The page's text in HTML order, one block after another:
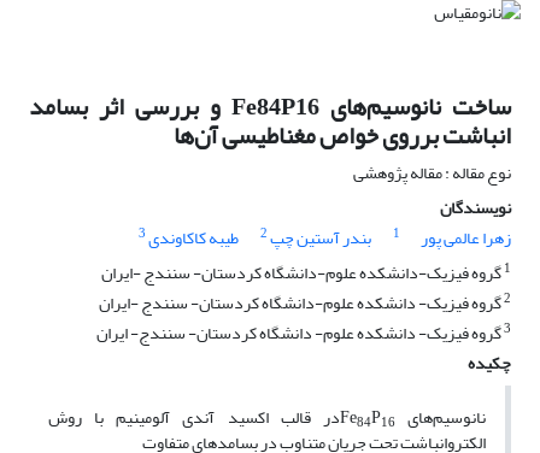
ساخت نانوسیم‌های Fe84P16 و بررسی اثر بسامد
انباشت برروی خواص مغناطیسی آن‌ها
نوع مقاله : مقاله پژوهشی
نویسندگان
زهرا عالمی پور
1 بندر آستین چپ2 طیبه کاکاوندی3
1گروه فیزیک-دانشکده علوم-دانشگاه کردستان- سنندج -ایران
2گروه فیزیک- دانشکده علوم-دانشگاه کردستان- سنندج -ایران
3گروه فیزیک- دانشکده علوم- دانشگاه کردستان- سنندج- ایران
چکیده
نانوسیم‌‌های Fe 84‌P16 در قالب اکسید آندی آلومینیم با روش
الکترو‌انباشت تحت جریان متناوب در بسامدهای متفاوت